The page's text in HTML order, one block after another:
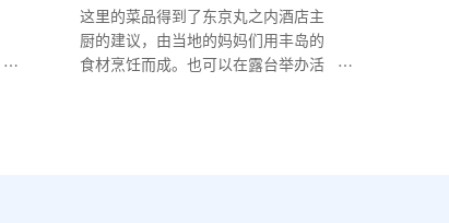
这里的菜品得到了东京丸之内酒店主
厨的建议，由当地的妈妈们用丰岛的
食材烹饪而成。也可以在露台举办活